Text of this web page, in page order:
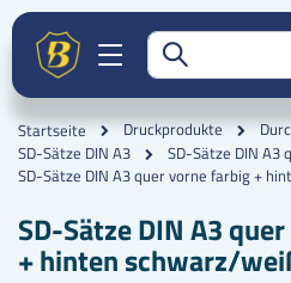
Startseite Druckprodukte
SD-Sätze DIN A3
SD-Sätze DIN A3
SD-Sätze DIN A3 quer vorne farbig +
SD-Sätze DIN A3
+ hinten schwarz/